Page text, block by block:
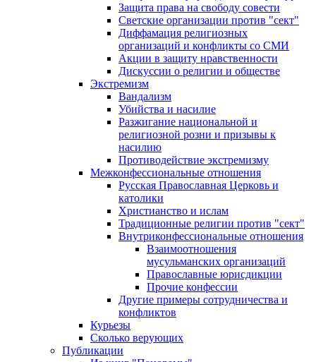
Защита права на свободу совести
Светские организации против "сект"
Диффамация религиозных
организаций и конфликты со СМИ
Акции в защиту нравственности
Дискуссии о религии и обществе
Экстремизм
Вандализм
Убийства и насилие
Разжигание национальной и
религиозной розни и призывы к
насилию
Противодействие экстремизму
Межконфессиональные отношения
Русская Православная Церковь и
католики
Христианство и ислам
Традиционные религии против "сект"
Внутриконфессиональные отношения
Взаимоотношения
мусульманских организаций
Православные юрисдикции
Прочие конфессии
Другие примеры сотрудничества и
конфликтов
Курьезы
Сколько верующих
Публикации